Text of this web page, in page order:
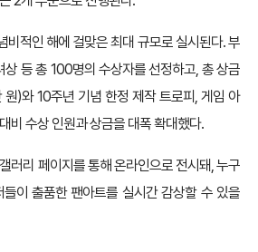
비적인 해에 걸맞은 최대 규모로 실시된다. 부
상 등 총 100명의 수상자를 선정하고, 총 상금
)와 10주년 기념 한정 제작 트로피, 게임 아
비 수상 인원과 상금을 대폭 확대했다.
러리 페이지를 통해 온라인으로 전시돼, 누구
이 출품한 팬아트를 실시간 감상할 수 있을